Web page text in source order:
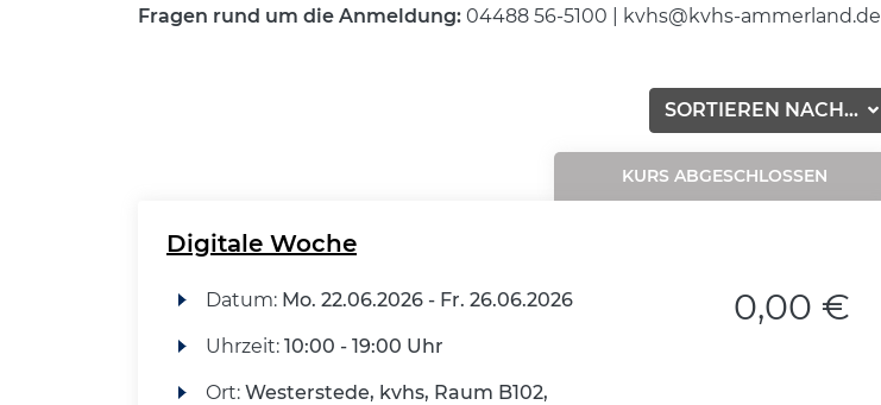
Fragen rund um die Anmeldung: 04488 56-5100 | kvhs@kvhs-ammerland.de
SORTIEREN NACH...
KURS ABGESCHLOSSEN
Digitale Woche
Datum: Mo. 22.06.2026 - Fr. 26.06.2026
Uhrzeit: 10:00 - 19:00 Uhr
Ort: Westerstede, kvhs, Raum B102,
0,00 €